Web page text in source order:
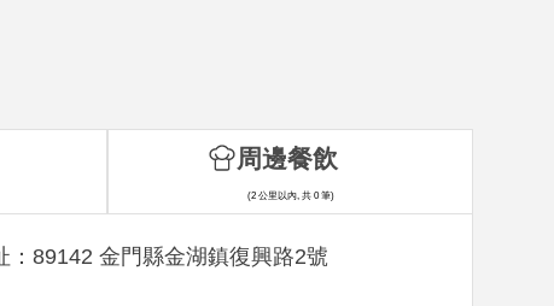
：89142 金門縣金湖鎮復興路2號
周邊餐飲
(2 公里以內, 共 0 筆)